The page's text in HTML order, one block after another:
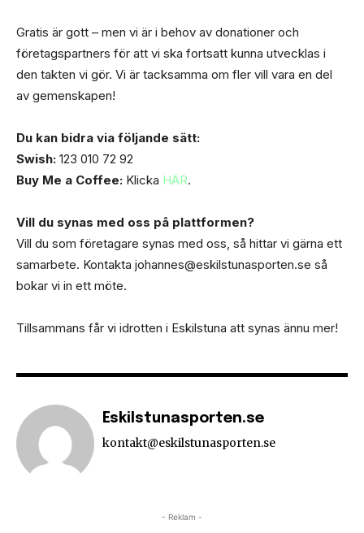
Gratis är gott – men vi är i behov av donationer och
företagspartners för att vi ska fortsatt kunna utvecklas i
den takten vi gör. Vi är tacksamma om fler vill vara en del
av gemenskapen!
Du kan bidra via följande sätt:
Swish: 123 010 72 92
Buy Me a Coffee: Klicka HÄR.
Vill du synas med oss på plattformen?
Vill du som företagare synas med oss, så hittar vi gärna ett
samarbete. Kontakta johannes@eskilstunasporten.se så
bokar vi in ett möte.
Tillsammans får vi idrotten i Eskilstuna att synas ännu mer!
Eskilstunasporten.se
kontakt@eskilstunasporten.se
- Reklam -